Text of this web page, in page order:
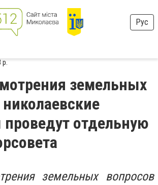
Рус
р.
земельных
отдельную
земельных вопросов